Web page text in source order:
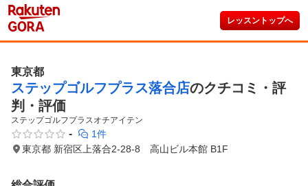
レッスントップへ
東京都
ステップゴルフプラス落合店のクチコミ・評
判・評価
ステップゴルフプラスオチアイテン
-
1件
東京都 新宿区上落合2-28-8 高山ビル本館 B1F